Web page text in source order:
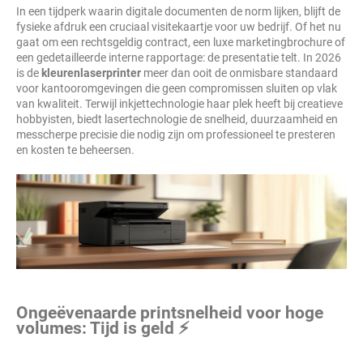
In een tijdperk waarin digitale documenten de norm lijken, blijft de
fysieke afdruk een cruciaal visitekaartje voor uw bedrijf. Of het nu
gaat om een rechtsgeldig contract, een luxe marketingbrochure of
een gedetailleerde interne rapportage: de presentatie telt. In 2026
is de kleurenlaserprinter meer dan ooit de onmisbare standaard
voor kantooromgevingen die geen compromissen sluiten op vlak
van kwaliteit. Terwijl inkjettechnologie haar plek heeft bij creatieve
hobbyisten, biedt lasertechnologie de snelheid, duurzaamheid en
messcherpe precisie die nodig zijn om professioneel te presteren
en kosten te beheersen.
Ongeëvenaarde printsnelheid voor hoge
volumes: Tijd is geld ⚡